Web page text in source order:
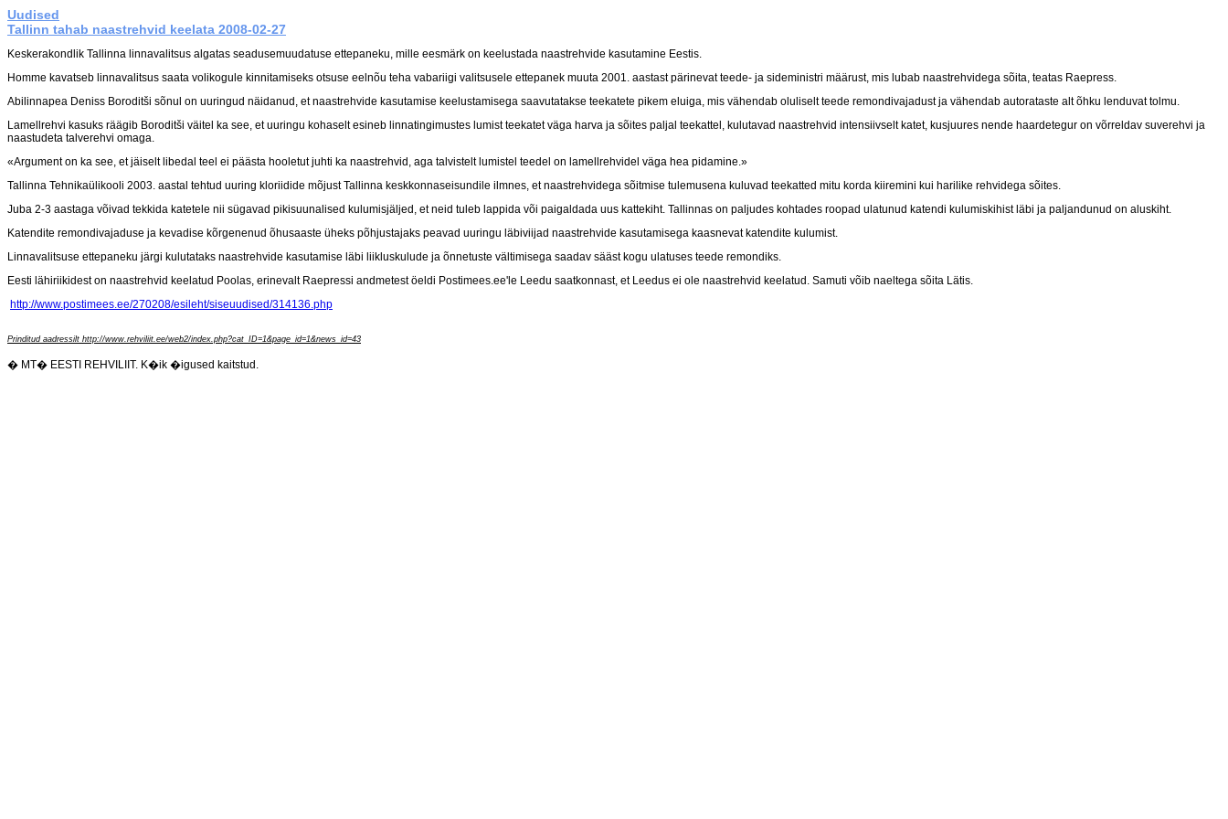
Uudised
Tallinn tahab naastrehvid keelata 2008-02-27
Keskerakondlik Tallinna linnavalitsus algatas seadusemuudatuse ettepaneku, mille eesmärk on keelustada naastrehvide kasutamine Eestis.
Homme kavatseb linnavalitsus saata volikogule kinnitamiseks otsuse eelnõu teha vabariigi valitsusele ettepanek muuta 2001. aastast pärinevat teede- ja sideministri määrust, mis lubab naastrehvidega sõita, teatas Raepress.
Abilinnapea Deniss Boroditši sõnul on uuringud näidanud, et naastrehvide kasutamise keelustamisega saavutatakse teekatete pikem eluiga, mis vähendab oluliselt teede remondivajadust ja vähendab autorataste alt õhku lenduvat tolmu.
Lamellrehvi kasuks räägib Boroditši väitel ka see, et uuringu kohaselt esineb linnatingimustes lumist teekatet väga harva ja sõites paljal teekattel, kulutavad naastrehvid intensiivselt katet, kusjuures nende haardetegur on võrreldav suverehvi ja
naastudeta talverehvi omaga.
«Argument on ka see, et jäiselt libedal teel ei päästa hooletut juhti ka naastrehvid, aga talvistelt lumistel teedel on lamellrehvidel väga hea pidamine.»
Tallinna Tehnikaülikooli 2003. aastal tehtud uuring kloriidide mõjust Tallinna keskkonnaseisundile ilmnes, et naastrehvidega sõitmise tulemusena kuluvad teekatted mitu korda kiiremini kui harilike rehvidega sõites.
Juba 2-3 aastaga võivad tekkida katetele nii sügavad pikisuunalised kulumisjäljed, et neid tuleb lappida või paigaldada uus kattekiht. Tallinnas on paljudes kohtades roopad ulatunud katendi kulumiskihist läbi ja paljandunud on aluskiht.
Katendite remondivajaduse ja kevadise kõrgenenud õhusaaste üheks põhjustajaks peavad uuringu läbiviijad naastrehvide kasutamisega kaasnevat katendite kulumist.
Linnavalitsuse ettepaneku järgi kulutataks naastrehvide kasutamise läbi liikluskulude ja õnnetuste vältimisega saadav sääst kogu ulatuses teede remondiks.
Eesti lähiriikidest on naastrehvid keelatud Poolas, erinevalt Raepressi andmetest öeldi Postimees.ee'le Leedu saatkonnast, et Leedus ei ole naastrehvid keelatud. Samuti võib naeltega sõita Lätis.
http://www.postimees.ee/270208/esileht/siseuudised/314136.php
Prinditud aadressilt http://www.rehviliit.ee/web2/index.php?cat_ID=1&page_id=1&news_id=43
� MT� EESTI REHVILIIT. K�ik �igused kaitstud.